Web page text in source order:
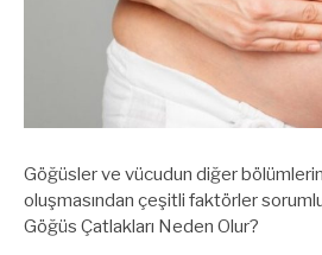
Göğüsler ve vücudun diğer
oluşmasından çeşitli faktörler
Göğüs Çatlakları Neden Olur?